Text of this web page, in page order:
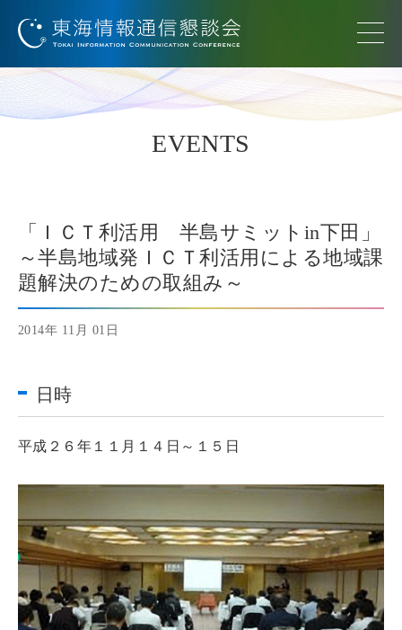
EVENTS
「ＩＣＴ利活用 半島サミットin下田」
～半島地域発ＩＣＴ利活用による地域課
題解決のための取組み～
2014年 11月 01日
日時
平成２６年１１月１４日～１５日